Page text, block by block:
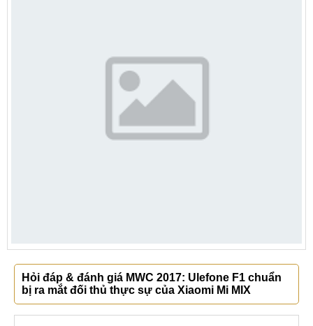
Hỏi đáp & đánh giá MWC 2017: Ulefone F1 chuẩn
bị ra mắt đối thủ thực sự của Xiaomi Mi MIX